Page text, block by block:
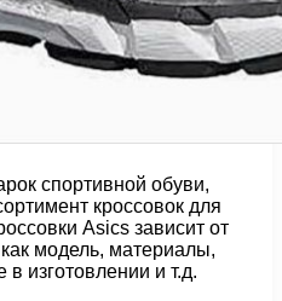
спортивной обуви,
кроссовок для
Asics зависит от
модель, материалы,
изготовлении и т.д.